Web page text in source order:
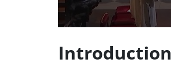
Introduction